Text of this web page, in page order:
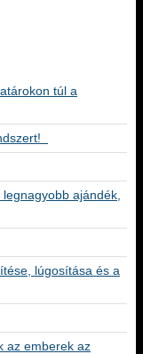
túl a
ajándék,
lúgosítása és a
az emberek az